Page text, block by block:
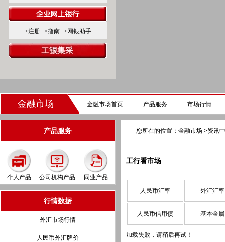
>注册 >指南 >网银助手
金融市场 金融市场首页 产品服务 市场行情
产品服务
个人产品 公司机构产品 同业产品
行情数据
外汇市场行情
人民币外汇牌价
您所在的位置： 金融市场 >资讯
工行看市场
人民币汇率 外汇汇率
人民币信用债 基本金属
加载失败，请稍后再试！